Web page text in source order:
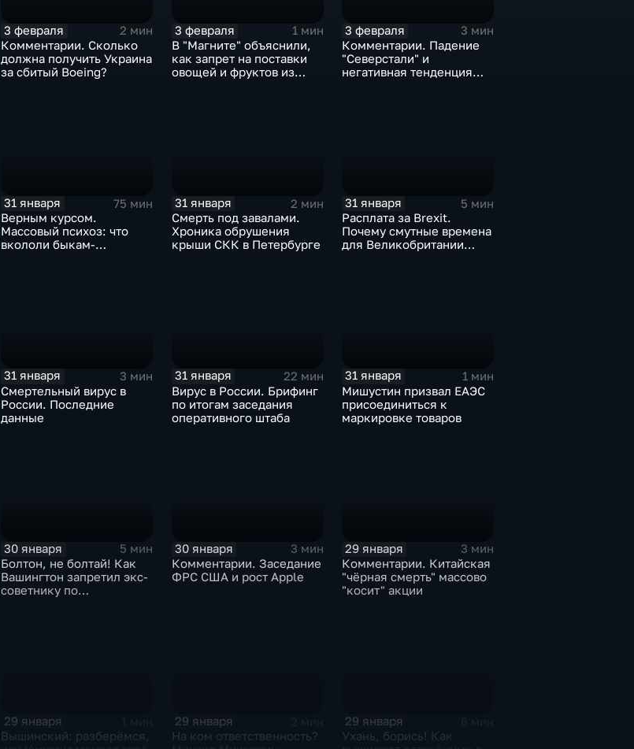
3 февраля
2 мин
Комментарии. Сколько
должна получить Украина
за сбитый Boeing?
3 февраля
1 мин
В "Магните" объяснили,
как запрет на поставки
овощей и фруктов из
3 февраля
3 мин
Комментарии. Падение
"Северстали" и
негативная тенденция
31 января
75 мин
Верным курсом.
Массовый психоз: что
вкололи быкам-
31 января
2 мин
Смерть под завалами.
Хроника обрушения
крыши СКК в Петербурге
31 января
5 мин
Расплата за Brexit.
Почему смутные времена
для Великобритании
31 января
3 мин
Смертельный вирус в
России. Последние
данные
31 января
22 мин
Вирус в России. Брифинг
по итогам заседания
оперативного штаба
31 января
1 мин
Мишустин призвал ЕАЭС
присоединиться к
маркировке товаров
30 января
5 мин
Болтон, не болтай! Как
Вашингтон запретил экс-
советнику по
30 января
3 мин
Комментарии. Заседание
ФРС США и рост Apple
29 января
3 мин
Комментарии. Китайская
"чёрная смерть" массово
"косит" акции
29 января
Вышинский: разберёмся,
29 января
На ком ответственность?
29 января
Ухань, борись! Как